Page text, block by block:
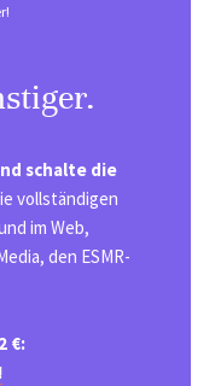
schalte die
vollständigen
im Web,
den ESMR-
€: